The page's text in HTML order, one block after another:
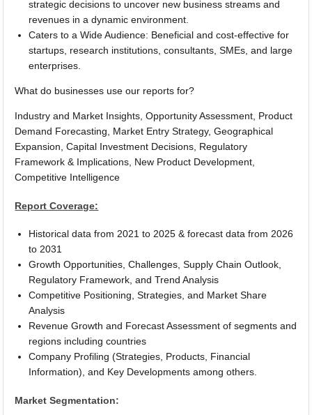
strategic decisions to uncover new business streams and
revenues in a dynamic environment.
Caters to a Wide Audience: Beneficial and cost-effective for
startups, research institutions, consultants, SMEs, and large
enterprises.
What do businesses use our reports for?
Industry and Market Insights, Opportunity Assessment, Product
Demand Forecasting, Market Entry Strategy, Geographical
Expansion, Capital Investment Decisions, Regulatory
Framework & Implications, New Product Development,
Competitive Intelligence
Report Coverage:
Historical data from 2021 to 2025 & forecast data from 2026
to 2031
Growth Opportunities, Challenges, Supply Chain Outlook,
Regulatory Framework, and Trend Analysis
Competitive Positioning, Strategies, and Market Share
Analysis
Revenue Growth and Forecast Assessment of segments and
regions including countries
Company Profiling (Strategies, Products, Financial
Information), and Key Developments among others.
Market Segmentation: